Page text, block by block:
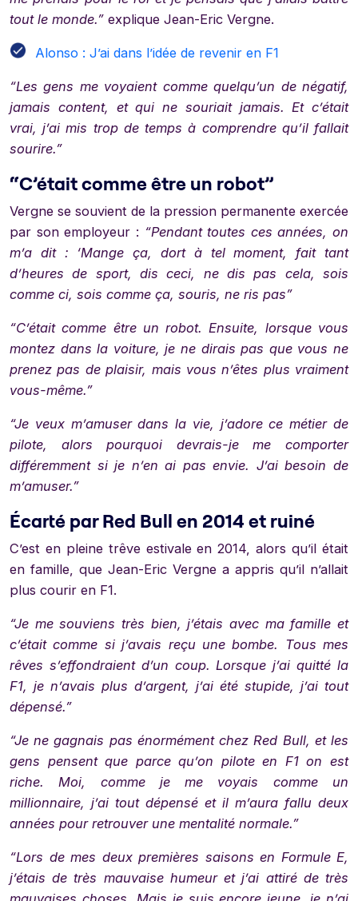
tout le monde.” explique Jean-Eric Vergne.
Alonso : J’ai dans l’idée de revenir en F1
“Les gens me voyaient comme quelqu’un de négatif,
jamais content, et qui ne souriait jamais. Et c’était
vrai, j’ai mis trop de temps à comprendre qu’il fallait
sourire.”
“C’était comme être un robot”
Vergne se souvient de la pression permanente exercée
par son employeur : “Pendant toutes ces années, on
m’a dit : ‘Mange ça, dort à tel moment, fait tant
d’heures de sport, dis ceci, ne dis pas cela, sois
comme ci, sois comme ça, souris, ne ris pas”
“C’était comme être un robot. Ensuite, lorsque vous
montez dans la voiture, je ne dirais pas que vous ne
prenez pas de plaisir, mais vous n’êtes plus vraiment
vous-même.”
“Je veux m’amuser dans la vie, j’adore ce métier de
pilote, alors pourquoi devrais-je me comporter
différemment si je n’en ai pas envie. J’ai besoin de
m’amuser.”
Écarté par Red Bull en 2014 et ruiné
C’est en pleine trêve estivale en 2014, alors qu’il était
en famille, que Jean-Eric Vergne a appris qu’il n’allait
plus courir en F1.
“Je me souviens très bien, j’étais avec ma famille et
c’était comme si j’avais reçu une bombe. Tous mes
rêves s’effondraient d’un coup. Lorsque j’ai quitté la
F1, je n’avais plus d’argent, j’ai été stupide, j’ai tout
dépensé.”
“Je ne gagnais pas énormément chez Red Bull, et les
gens pensent que parce qu’on pilote en F1 on est
riche. Moi, comme je me voyais comme un
millionnaire, j’ai tout dépensé et il m’aura fallu deux
années pour retrouver une mentalité normale.”
“Lors de mes deux premières saisons en Formule E,
j’étais de très mauvaise humeur et j’ai attiré de très